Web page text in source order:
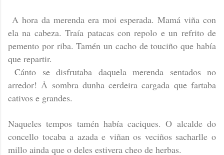
A hora da merenda era moi esperada. Mamá viña con
ela na cabeza. Traía patacas con repolo e un refrito de
pemento por riba. Tamén un cacho de touciño que había
que repartir.
Cánto se disfrutaba daquela merenda sentados no
arredor! Á sombra dunha cerdeira cargada que fartaba
cativos e grandes.
Naqueles tempos tamén había caciques. O alcalde do
concello tocaba a azada e viñan os veciños sacharlle o
millo ainda que o deles estivera cheo de herbas.